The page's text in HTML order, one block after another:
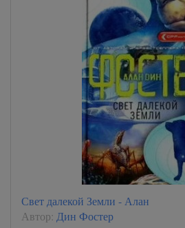
Свет далекой Земли - Алан
Автор: Дин Фостер